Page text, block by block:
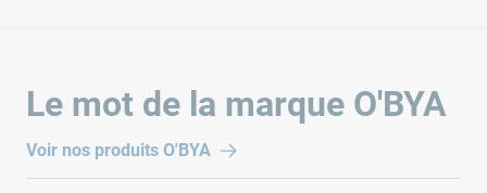
est recommandé deplacer les bulles vers le bas, côté eau.
FAQ BÂCHE PISCINE : LES QUESTIONS LES PLUS
FRÉQUENTES
Le mot de la marque O'BYA
Voir nos produits O'BYA